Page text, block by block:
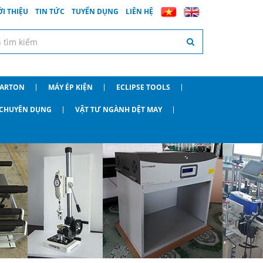
THIỆU TIN TỨC TUYỂN DỤNG LIÊN HỆ
MÁY ÉP KIỆN ECLIPSE TOOLS
DỤNG VẬT TƯ NGÀNH DỆT MAY